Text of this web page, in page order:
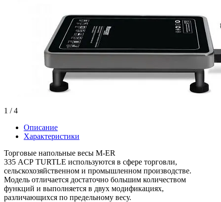
1 / 4
Описание
Характеристики
Торговые напольные весы M-ER
335 ACP TURTLE используются в сфере торговли,
сельскохозяйственном и промышленном производстве.
Модель отличается достаточно большим количеством
функций и выполняется в двух модификациях,
различающихся по предельному весу.